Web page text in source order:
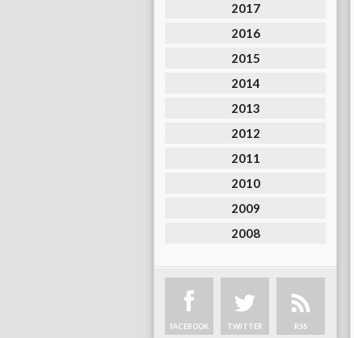
2017
2016
2015
2014
2013
2012
2011
2010
2009
2008
FACEBOOK TWITTER RSS